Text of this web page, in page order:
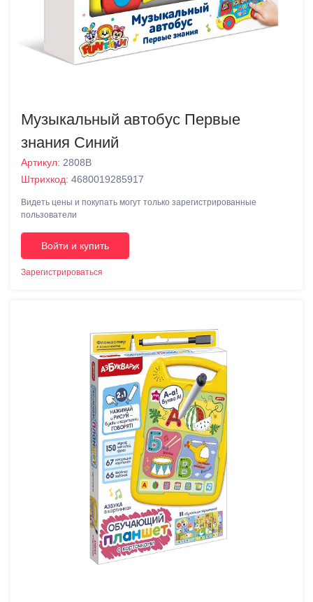
Музыкальный автобус Первые
знания Синий
Артикул: 2808В
Штрихкод: 4680019285917
Видеть цены и покупать могут только зарегистрированные
пользователи
Войти и купить
Зарегистрироваться